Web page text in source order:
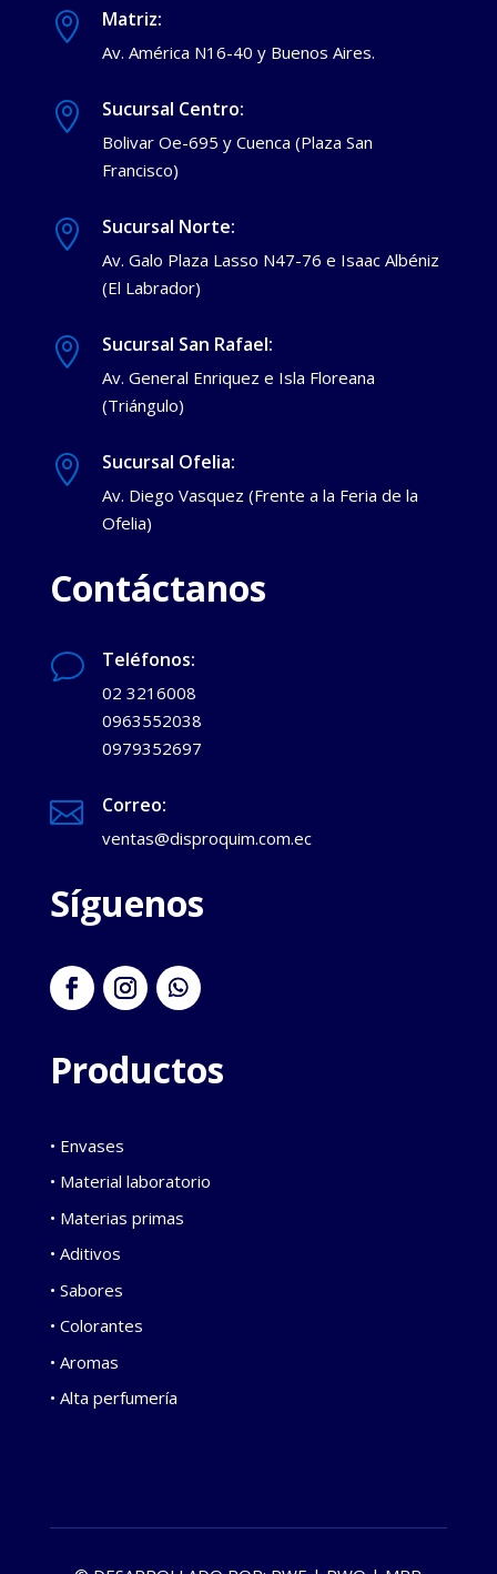
 Matriz:
Av. América N16-40 y Buenos Aires.
 Sucursal Centro:
Bolivar Oe-695 y Cuenca (Plaza San
Francisco)
 Sucursal Norte:
Av. Galo Plaza Lasso N47-76 e Isaac Albéniz
(El Labrador)
 Sucursal San Rafael:
Av. General Enriquez e Isla Floreana
(Triángulo)
 Sucursal Ofelia:
Av. Diego Vasquez (Frente a la Feria de la
Ofelia)
Contáctanos
v Teléfonos:
02 3216008
0963552038
0979352697
 Correo:
ventas@disproquim.com.ec
Síguenos
Productos
• Envases
• Material laboratorio
• Materias primas
• Aditivos
• Sabores
• Colorantes
• Aromas
• Alta perfumería